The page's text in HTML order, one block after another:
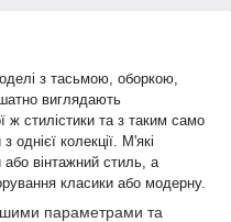
з тасьмою, оборкою,
виглядають
ж стилістики та з таким само
колекції. М'які
вінтажний стиль, а
класики або модерну.
параметрами та